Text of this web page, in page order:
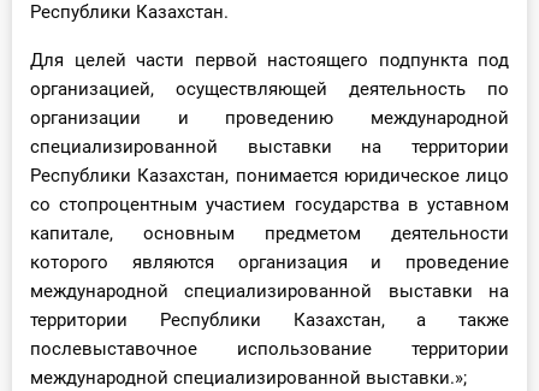
Республики Казахстан.
Для целей части первой настоящего подпункта под
организацией, осуществляющей деятельность по
организации и проведению международной
специализированной выставки на территории
Республики Казахстан, понимается юридическое лицо
со стопроцентным участием государства в уставном
капитале, основным предметом деятельности
которого являются организация и проведение
международной специализированной выставки на
территории Республики Казахстан, а также
послевыставочное использование территории
международной специализированной выставки.»;